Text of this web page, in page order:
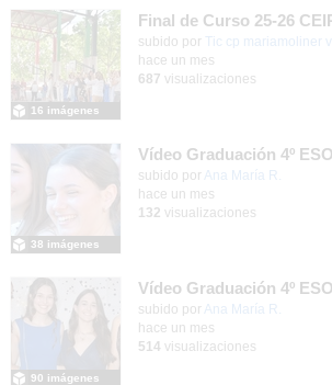
subido por Tic cp mariamoliner
16 imágenes
hace un mes
687 visualizaciones
Vídeo Graduación 4º
subido por Ana María R.
38 imágenes
hace un mes
132 visualizaciones
Vídeo Graduación 4º
subido por Ana María R.
90 imágenes
hace un mes
514 visualizaciones